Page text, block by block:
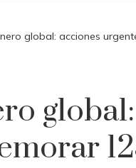
global: acciones